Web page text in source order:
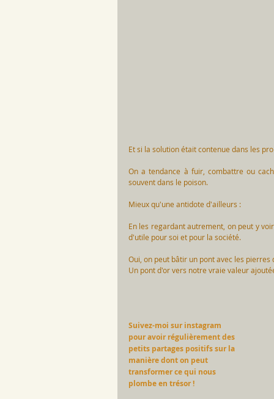
Et si la solution était contenue dans les
On a tendance à fuir, combattre ou
souvent dans le poison.
Mieux qu'une antidote d'ailleurs :
En les regardant autrement, on peut y
d'utile pour soi et pour la société.
Oui, on peut bâtir un pont avec les
Un pont d'or vers notre vraie valeur
Suivez-moi sur instagram
pour avoir régulièrement des
petits partages positifs sur la
manière dont on peut
transformer ce qui nous
plombe en trésor !